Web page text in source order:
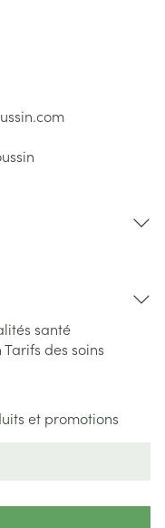
santé
Tarifs des soins
et promotions